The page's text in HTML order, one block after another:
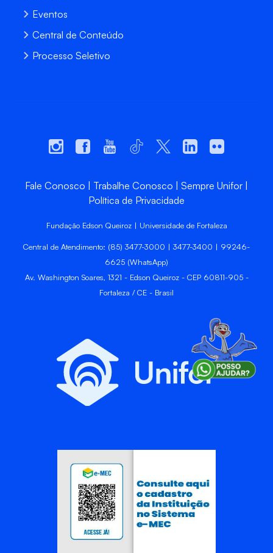
Eventos
Central de Conteúdo
Processo Seletivo
Fale Conosco Trabalhe Conosco
Sempre Unifor
Política de Privacidade
Fundação Edson Queiroz | Universidade de Fortaleza
Central de Atendimento: (85) 3477-3000 | 3477-3400 | 99246-
6625 (WhatsApp)
Av. Washington Soares, 1321 - Edson Queiroz - CEP 60811-905 -
Fortaleza / CE - Brasil